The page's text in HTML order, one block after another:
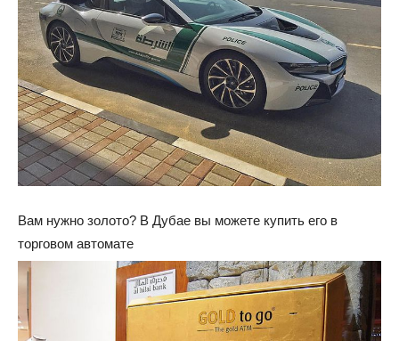
Вам нужно золото? В Дубае вы можете купить его в
торговом автомате